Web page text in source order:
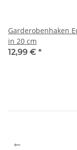
Garderobenhaken
in 20 cm
12,99 € *